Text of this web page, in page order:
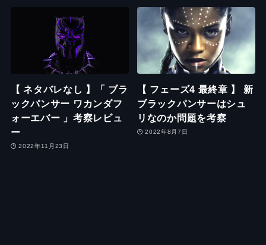
【 ネタバレなし 】「 ブラ
ックパンサー ワカンダフ
ォーエバー 」考察レビュ
ー
2022年11月23日
【 フェーズ4 最終章 】 新
ブラックパンサーはシュ
リなのか問題を考察
2022年8月7日